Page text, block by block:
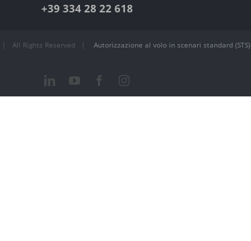
+39 334 28 22 618
| All Rights Reserved | Autorizzazione al volo in scenari standard (STS)
LinkedInYouTubeFacebookInstagram